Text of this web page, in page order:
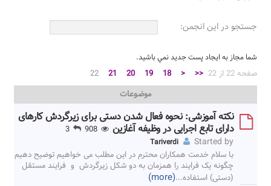
جستجو در اين انجمن:
شما مجاز به ايجاد پست جديد نمي باشيد.
صفحه 22 از 22 <<
<
18
19
20
21
22
موضوعات
نکته آموزشی: نحوه فعال شدن دستی برای زیرگردش کارهای
دارای تابع اجرایی در وظیفه آغازین 908
Started by
Tariverdi
با سلام خدمت همکاران محترم در این مطلب می خواهیم توضیح دهیم
چگونه یک فرایند را همزمان به دو شکل زیرگردش و فرایند مستقل
(دستی) استفاده...
(more)